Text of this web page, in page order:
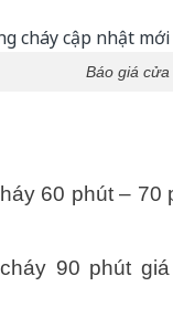
Báo giá
60 phút – 70
90 phút